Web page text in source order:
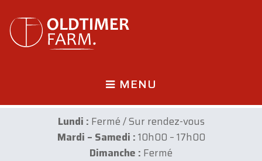
MENU
Lundi : Fermé / Sur rendez-vous
Mardi – Samedi :10h00 – 17h00
Dimanche : Fermé